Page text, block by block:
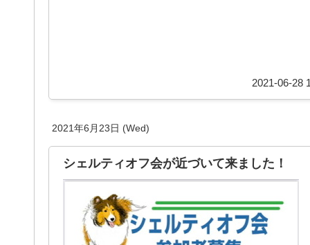
2021-06-28
2021年6月23日 (Wed)
シェルティオフ会が近づいて来ました！